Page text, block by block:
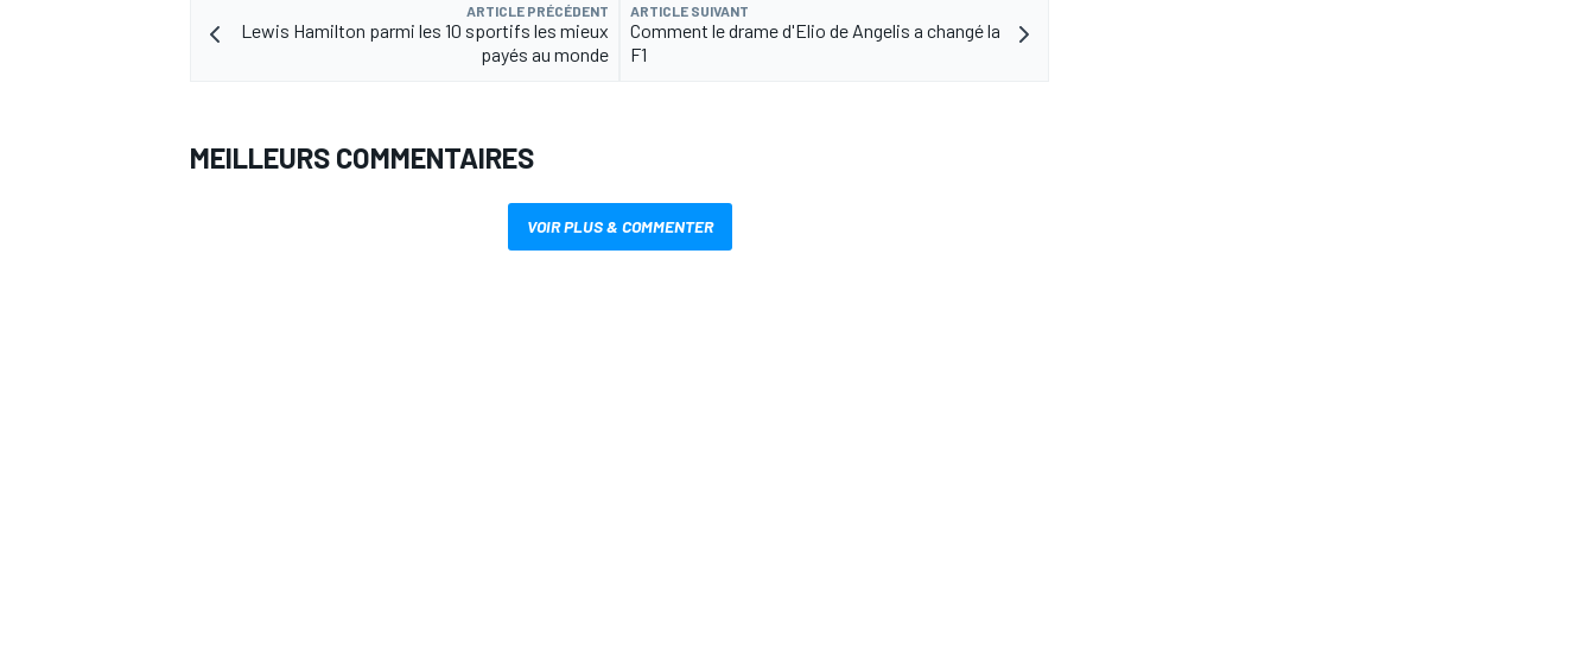
ARTICLE PRÉCÉDENT
Lewis Hamilton parmi les 10 sportifs les mieux
payés au monde
ARTICLE SUIVANT
Comment le drame d'Elio de Angelis a changé la
F1
MEILLEURS COMMENTAIRES
VOIR PLUS & COMMENTER